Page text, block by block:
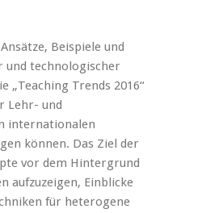
Beispiele und
und technologischer
„Teaching Trends 2016“
Lehr- und
internationalen
können. Das Ziel der
vor dem Hintergrund
aufzuzeigen, Einblicke
für heterogene